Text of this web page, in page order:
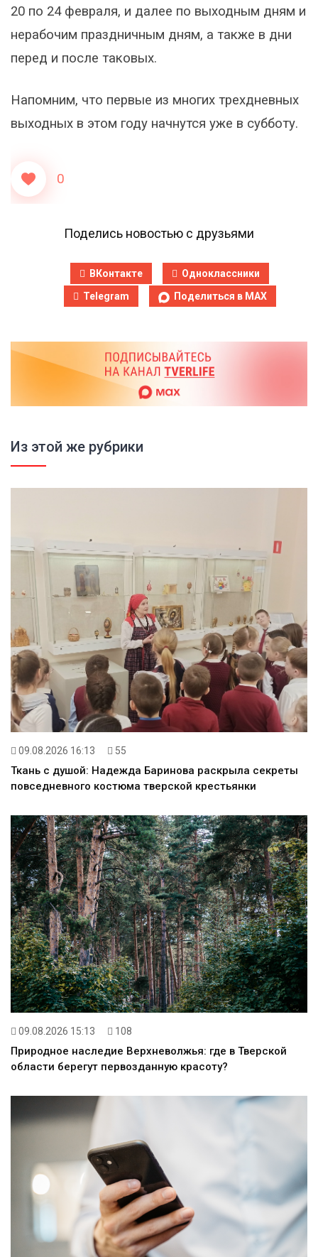
20 по 24 февраля, и далее по выходным дням и
нерабочим праздничным дням, а также в дни
перед и после таковых.
Напомним, что первые из многих трехдневных
выходных в этом году начнутся уже в субботу.
0
Поделись новостью с друзьями
ВКонтакте
Одноклассники
Telegram
Поделиться в MAX
Из этой же рубрики
09.08.2026 16:13 55
Ткань с душой: Надежда Баринова раскрыла секреты
повседневного костюма тверской крестьянки
09.08.2026 15:13 108
Природное наследие Верхневолжья: где в Тверской
области берегут первозданную красоту?